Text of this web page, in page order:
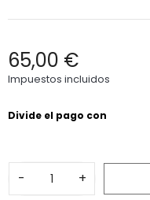
65,00 €
Impuestos incluidos
- +